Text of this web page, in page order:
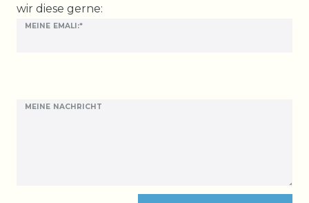
wir diese gerne:
MEINE EMALI:*
MEINE NACHRICHT